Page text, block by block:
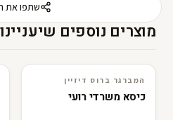
שתפו את
מוצרים נוספים
3D · AR המברגר ברוס דיזיין
המברגר ברוס דיזיין
כיסא משרדי רועי